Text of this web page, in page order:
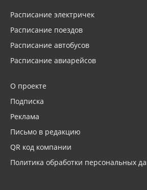
Расписание электричек
Расписание поездов
Расписание автобусов
Расписание авиарейсов
О проекте
Подписка
Реклама
Письмо в редакцию
QR код компании
Политика обработки персональных